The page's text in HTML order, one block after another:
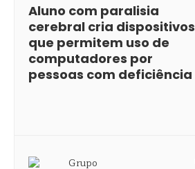
Aluno com paralisia
cerebral cria dispositivos
que permitem uso de
computadores por
pessoas com deficiência